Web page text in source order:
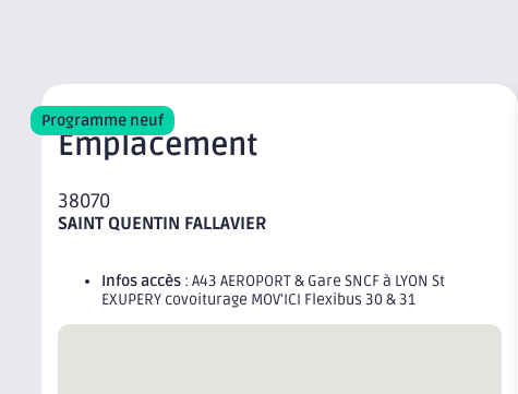
Programme neuf
Emplacement
38070
SAINT QUENTIN FALLAVIER
Infos accès : A43 AEROPORT & Gare SNCF à LYON St
EXUPERY covoiturage MOV'ICI Flexibus 30 & 31